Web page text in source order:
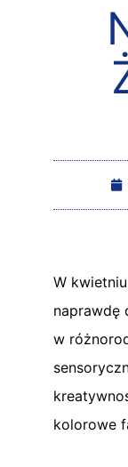
W
naprawdę
w
kolorowe